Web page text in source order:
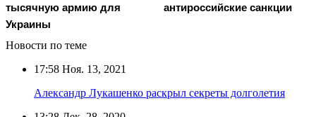
тысячную армию для
Украины
антироссийские санкции
Новости по теме
17:58 Ноя. 13, 2021
Александр Лукашенко раскрыл секреты долголетия